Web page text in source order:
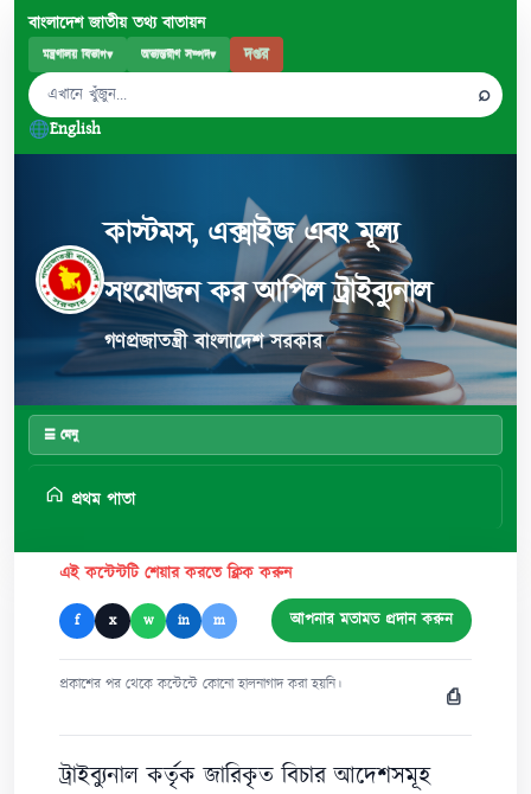
বাংলাদেশ জাতীয় তথ্য বাতায়ন
মন্ত্রণালয় বিভাগ▾ অভ্যন্তরীণ সম্পদ▾ দপ্তর
⌕
English
কাস্টমস, এক্সাইজ এবং মূল্য
সংযোজন কর আপিল ট্রাইব্যুনাল
গণপ্রজাতন্ত্রী বাংলাদেশ সরকার
☰ মেনু
প্রথম পাতা
এই কন্টেন্টটি শেয়ার করতে ক্লিক করুন
f x w in m আপনার মতামত প্রদান করুন
প্রকাশের পর থেকে কন্টেন্টে কোনো হালনাগাদ করা হয়নি। ⎙
ট্রাইব্যুনাল কর্তৃক জারিকৃত বিচার আদেশসমূহ